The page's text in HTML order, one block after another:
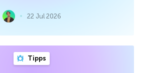
22 Jul 2026
Tipps